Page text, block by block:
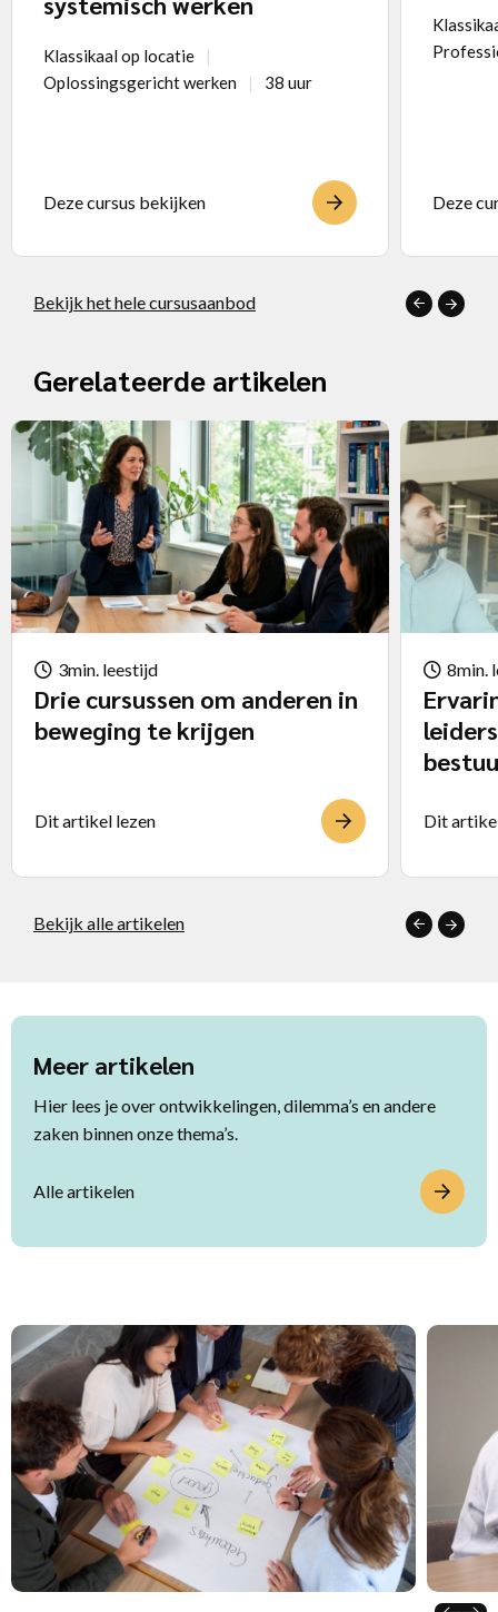
Klassikaal op locatie
Oplossingsgericht werken
38 uur
Deze cursus bekijken Deze
Bekijk het hele cursusaanbod
Gerelateerde artikelen
3min. leestijd
Drie cursussen om anderen in
beweging te krijgen
Dit artikel lezen
8min.
Dit
Bekijk alle artikelen
Meer artikelen
Hier lees je over ontwikkelingen, dilemma’s en andere
zaken binnen onze thema’s.
Alle artikelen